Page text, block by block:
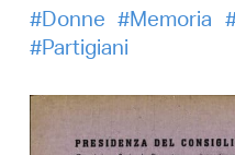
Donne
Memoria
Partigiani